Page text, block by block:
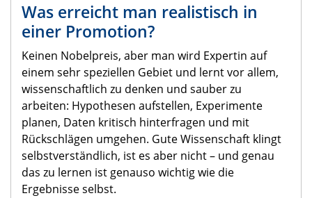
Was erreicht man realistisch in
einer Promotion?
Keinen Nobelpreis, aber man wird Expertin auf
einem sehr speziellen Gebiet und lernt vor allem,
wissenschaftlich zu denken und sauber zu
arbeiten: Hypothesen aufstellen, Experimente
planen, Daten kritisch hinterfragen und mit
Rückschlägen umgehen. Gute Wissenschaft klingt
selbstverständlich, ist es aber nicht – und genau
das zu lernen ist genauso wichtig wie die
Ergebnisse selbst.